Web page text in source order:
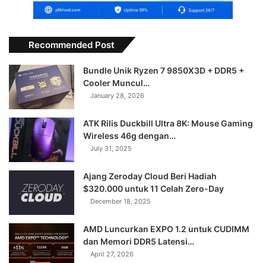
Recommended Post
Bundle Unik Ryzen 7 9850X3D + DDR5 +
Cooler Muncul…
January 28, 2026
ATK Rilis Duckbill Ultra 8K: Mouse Gaming
Wireless 46g dengan…
July 31, 2025
Ajang Zeroday Cloud Beri Hadiah
$320.000 untuk 11 Celah Zero-Day
December 18, 2025
AMD Luncurkan EXPO 1.2 untuk CUDIMM
dan Memori DDR5 Latensi…
April 27, 2026